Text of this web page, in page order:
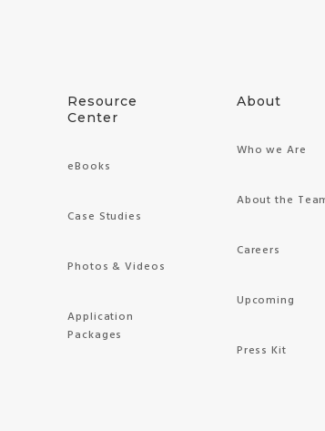
Resource
Center
eBooks
Case Studies
Photos & Videos
Application
Packages
About
Who we Are
About the
Careers
Upcoming
Press Kit